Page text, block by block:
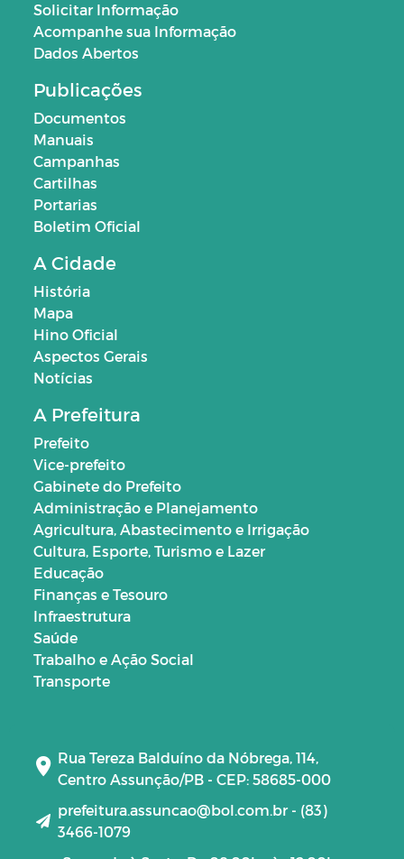
Solicitar Informação
Acompanhe sua Informação
Dados Abertos
Publicações
Documentos
Manuais
Campanhas
Cartilhas
Portarias
Boletim Oficial
A Cidade
História
Mapa
Hino Oficial
Aspectos Gerais
Notícias
A Prefeitura
Prefeito
Vice-prefeito
Gabinete do Prefeito
Administração e Planejamento
Agricultura, Abastecimento e Irrigação
Cultura, Esporte, Turismo e Lazer
Educação
Finanças e Tesouro
Infraestrutura
Saúde
Trabalho e Ação Social
Transporte
Rua Tereza Balduíno da Nóbrega, 114,
Centro Assunção/PB - CEP: 58685-000
prefeitura.assuncao@bol.com.br - (83)
3466-1079